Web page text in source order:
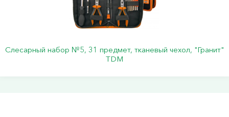
Слесарный набор №5, 31 предмет, тканевый чехол, "Гранит"
TDM